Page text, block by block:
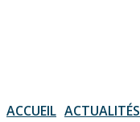
ACCUEIL ACTUALITÉS